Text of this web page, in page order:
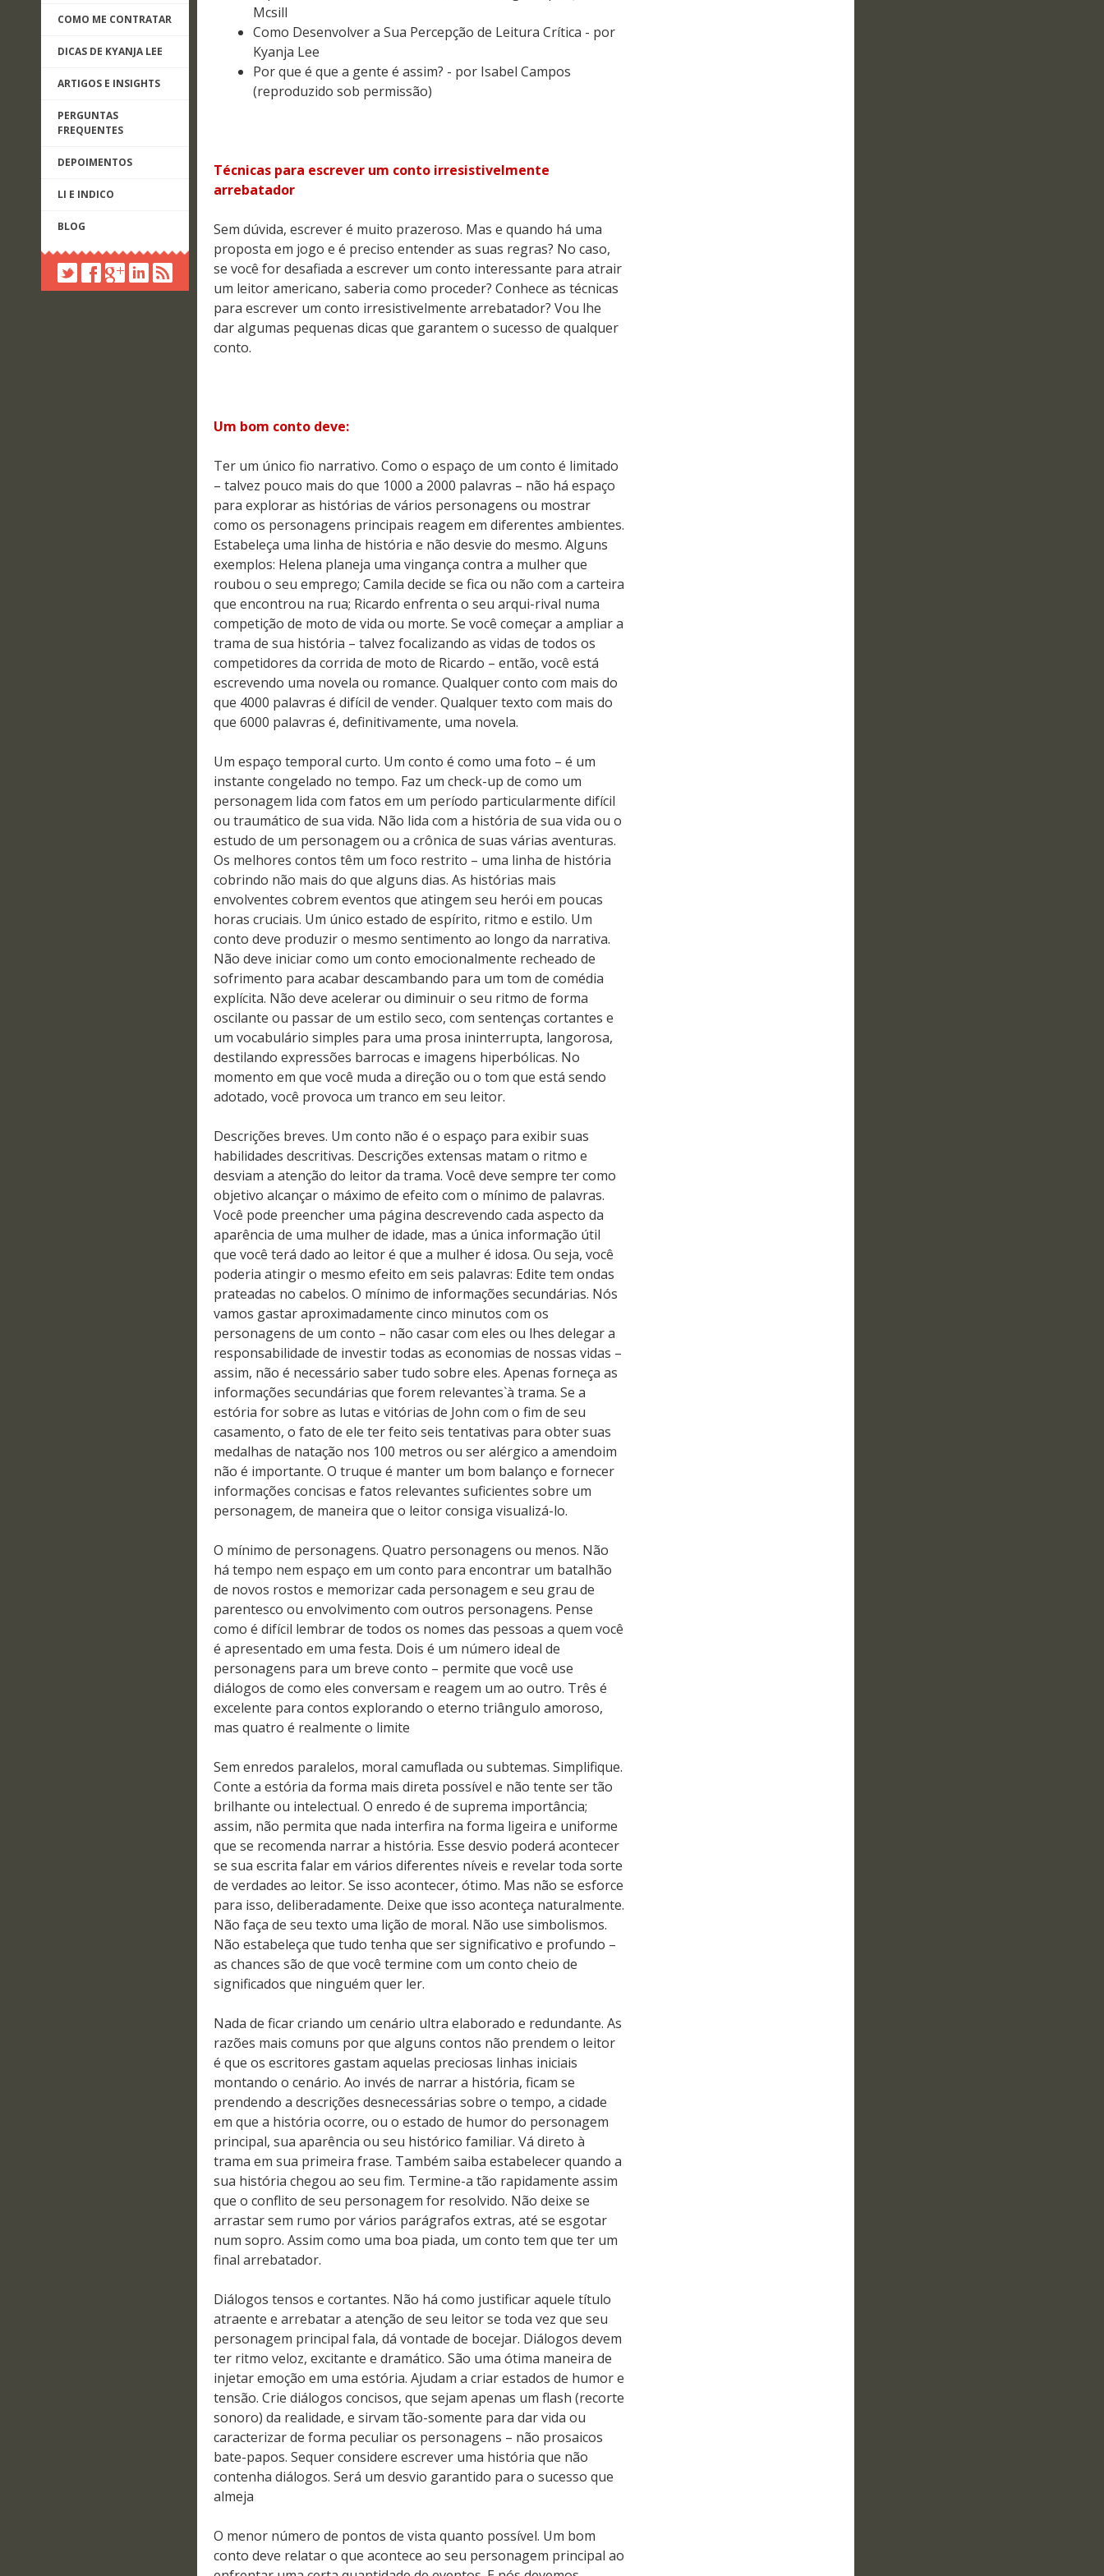
COMO ME CONTRATAR
DICAS DE KYANJA LEE
ARTIGOS E INSIGHTS
PERGUNTAS
FREQUENTES
DEPOIMENTOS
LI E INDICO
BLOG
Mcsill
Como Desenvolver a Sua Percepção de Leitura Crítica - por
Kyanja Lee
Por que é que a gente é assim? - por Isabel Campos
(reproduzido sob permissão)
Técnicas para escrever um conto irresistivelmente
arrebatador
Sem dúvida, escrever é muito prazeroso. Mas e quando há uma
proposta em jogo e é preciso entender as suas regras? No caso,
se você for desafiada a escrever um conto interessante para atrair
um leitor americano, saberia como proceder? Conhece as técnicas
para escrever um conto irresistivelmente arrebatador? Vou lhe
dar algumas pequenas dicas que garantem o sucesso de qualquer
conto.
Um bom conto deve:
Ter um único fio narrativo. Como o espaço de um conto é limitado
– talvez pouco mais do que 1000 a 2000 palavras – não há espaço
para explorar as histórias de vários personagens ou mostrar
como os personagens principais reagem em diferentes ambientes.
Estabeleça uma linha de história e não desvie do mesmo. Alguns
exemplos: Helena planeja uma vingança contra a mulher que
roubou o seu emprego; Camila decide se fica ou não com a carteira
que encontrou na rua; Ricardo enfrenta o seu arqui-rival numa
competição de moto de vida ou morte. Se você começar a ampliar a
trama de sua história – talvez focalizando as vidas de todos os
competidores da corrida de moto de Ricardo – então, você está
escrevendo uma novela ou romance. Qualquer conto com mais do
que 4000 palavras é difícil de vender. Qualquer texto com mais do
que 6000 palavras é, definitivamente, uma novela.
Um espaço temporal curto. Um conto é como uma foto – é um
instante congelado no tempo. Faz um check-up de como um
personagem lida com fatos em um período particularmente difícil
ou traumático de sua vida. Não lida com a história de sua vida ou o
estudo de um personagem ou a crônica de suas várias aventuras.
Os melhores contos têm um foco restrito – uma linha de história
cobrindo não mais do que alguns dias. As histórias mais
envolventes cobrem eventos que atingem seu herói em poucas
horas cruciais. Um único estado de espírito, ritmo e estilo. Um
conto deve produzir o mesmo sentimento ao longo da narrativa.
Não deve iniciar como um conto emocionalmente recheado de
sofrimento para acabar descambando para um tom de comédia
explícita. Não deve acelerar ou diminuir o seu ritmo de forma
oscilante ou passar de um estilo seco, com sentenças cortantes e
um vocabulário simples para uma prosa ininterrupta, langorosa,
destilando expressões barrocas e imagens hiperbólicas. No
momento em que você muda a direção ou o tom que está sendo
adotado, você provoca um tranco em seu leitor.
Descrições breves. Um conto não é o espaço para exibir suas
habilidades descritivas. Descrições extensas matam o ritmo e
desviam a atenção do leitor da trama. Você deve sempre ter como
objetivo alcançar o máximo de efeito com o mínimo de palavras.
Você pode preencher uma página descrevendo cada aspecto da
aparência de uma mulher de idade, mas a única informação útil
que você terá dado ao leitor é que a mulher é idosa. Ou seja, você
poderia atingir o mesmo efeito em seis palavras: Edite tem ondas
prateadas no cabelos. O mínimo de informações secundárias. Nós
vamos gastar aproximadamente cinco minutos com os
personagens de um conto – não casar com eles ou lhes delegar a
responsabilidade de investir todas as economias de nossas vidas –
assim, não é necessário saber tudo sobre eles. Apenas forneça as
informações secundárias que forem relevantes`à trama. Se a
estória for sobre as lutas e vitórias de John com o fim de seu
casamento, o fato de ele ter feito seis tentativas para obter suas
medalhas de natação nos 100 metros ou ser alérgico a amendoim
não é importante. O truque é manter um bom balanço e fornecer
informações concisas e fatos relevantes suficientes sobre um
personagem, de maneira que o leitor consiga visualizá-lo.
O mínimo de personagens. Quatro personagens ou menos. Não
há tempo nem espaço em um conto para encontrar um batalhão
de novos rostos e memorizar cada personagem e seu grau de
parentesco ou envolvimento com outros personagens. Pense
como é difícil lembrar de todos os nomes das pessoas a quem você
é apresentado em uma festa. Dois é um número ideal de
personagens para um breve conto – permite que você use
diálogos de como eles conversam e reagem um ao outro. Três é
excelente para contos explorando o eterno triângulo amoroso,
mas quatro é realmente o limite
Sem enredos paralelos, moral camuflada ou subtemas. Simplifique.
Conte a estória da forma mais direta possível e não tente ser tão
brilhante ou intelectual. O enredo é de suprema importância;
assim, não permita que nada interfira na forma ligeira e uniforme
que se recomenda narrar a história. Esse desvio poderá acontecer
se sua escrita falar em vários diferentes níveis e revelar toda sorte
de verdades ao leitor. Se isso acontecer, ótimo. Mas não se esforce
para isso, deliberadamente. Deixe que isso aconteça naturalmente.
Não faça de seu texto uma lição de moral. Não use simbolismos.
Não estabeleça que tudo tenha que ser significativo e profundo –
as chances são de que você termine com um conto cheio de
significados que ninguém quer ler.
Nada de ficar criando um cenário ultra elaborado e redundante. As
razões mais comuns por que alguns contos não prendem o leitor
é que os escritores gastam aquelas preciosas linhas iniciais
montando o cenário. Ao invés de narrar a história, ficam se
prendendo a descrições desnecessárias sobre o tempo, a cidade
em que a história ocorre, ou o estado de humor do personagem
principal, sua aparência ou seu histórico familiar. Vá direto à
trama em sua primeira frase. Também saiba estabelecer quando a
sua história chegou ao seu fim. Termine-a tão rapidamente assim
que o conflito de seu personagem for resolvido. Não deixe se
arrastar sem rumo por vários parágrafos extras, até se esgotar
num sopro. Assim como uma boa piada, um conto tem que ter um
final arrebatador.
Diálogos tensos e cortantes. Não há como justificar aquele título
atraente e arrebatar a atenção de seu leitor se toda vez que seu
personagem principal fala, dá vontade de bocejar. Diálogos devem
ter ritmo veloz, excitante e dramático. São uma ótima maneira de
injetar emoção em uma estória. Ajudam a criar estados de humor e
tensão. Crie diálogos concisos, que sejam apenas um flash (recorte
sonoro) da realidade, e sirvam tão-somente para dar vida ou
caracterizar de forma peculiar os personagens – não prosaicos
bate-papos. Sequer considere escrever uma história que não
contenha diálogos. Será um desvio garantido para o sucesso que
almeja
O menor número de pontos de vista quanto possível. Um bom
conto deve relatar o que acontece ao seu personagem principal ao